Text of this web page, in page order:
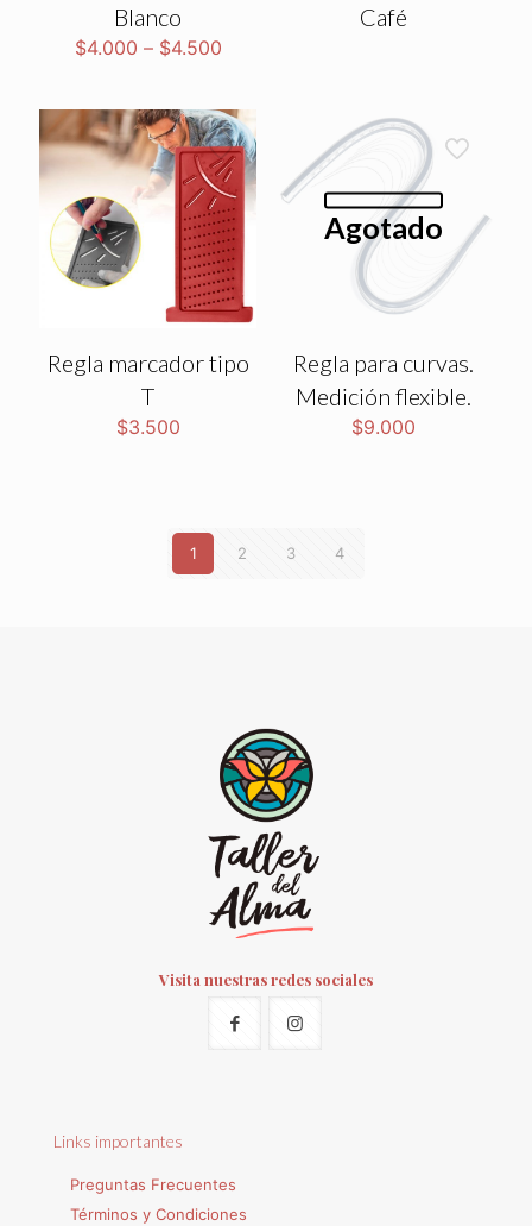
Blanco
$4.000 – $4.500
Café
Regla marcador tipo
T
$3.500
Agotado
Regla para curvas.
Medición flexible.
$9.000
1 2 3 4
Visita nuestras redes sociales
Links importantes
Preguntas Frecuentes
Términos y Condiciones